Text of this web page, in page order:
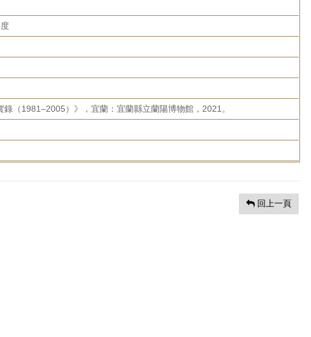
錄（1981–2005）》，宜蘭：宜蘭縣立蘭陽博物館，2021。
回上一頁